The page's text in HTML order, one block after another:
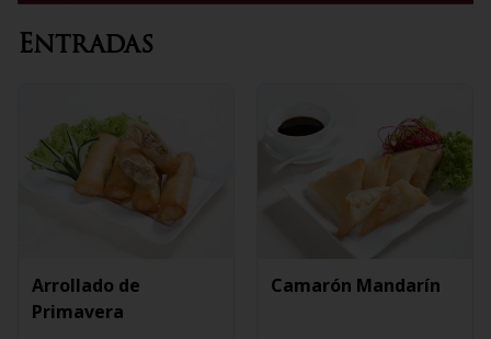
Entradas
Arrollado de
Primavera
Camarón Mandarín